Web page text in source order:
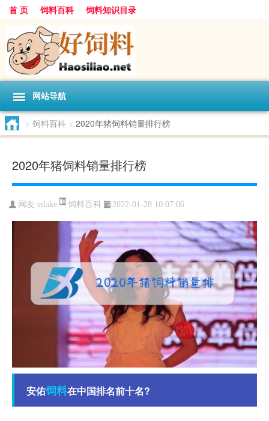
首 页 饲料百科 饲料知识目录
网站导航
> 饲料百科 > 2020年猪饲料销量排行榜
2020年猪饲料销量排行榜
网友:sslake 饲料百科 2022-01-28 10:07:06
安佑饲料在中国排名前十名?